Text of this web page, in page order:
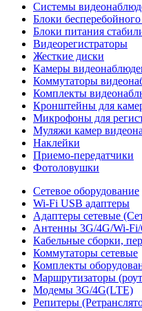
Системы
Блоки
Блоки питания
Видеорегистраторы
Жесткие диски
Камеры
Коммутаторы
Комплекты
Кронштейны для
Микрофоны для
Муляжи камер
Наклейки
Приемо-передатчики
Фотоловушки
Сетевое оборудование
Wi-Fi USB адаптеры
Адаптеры сетевые
Антенны 3G/4G/Wi-
Кабельные сборки,
Коммутаторы сетевые
Комплекты
Маршрутизаторы
Модемы 3G/4G(LTE)
Репитеры